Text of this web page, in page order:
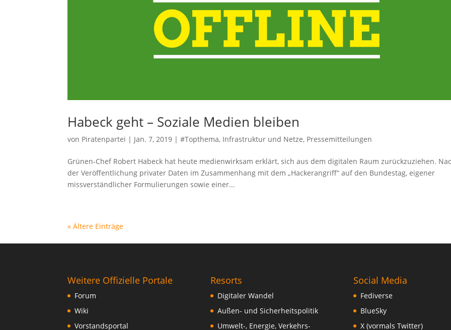
Habeck geht – Soziale Medien bleiben
von Piratenpartei | Jan. 7, 2019 |#Topthema, Infrastruktur und Netze, Pressemitteilungen
Grünen-Chef Robert Habeck hat heute medienwirksam erklärt, sich aus dem digitalen Raum zurückzuziehen.
der Veröffentlichung privater Daten im Zusammenhang mit dem „Hackerangriff“ auf den Bundestag, eigener
missverständlicher Formulierungen sowie einer...
« Ältere Einträge
Weitere Offizielle Portale
Forum
Wiki
Vorstandsportal
Resorts
Digitaler Wandel
Außen- und Sicherheitspolitik
Umwelt-, Energie, Verkehrs-
Social Media
Fediverse
BlueSky
X (vormals Twitter)